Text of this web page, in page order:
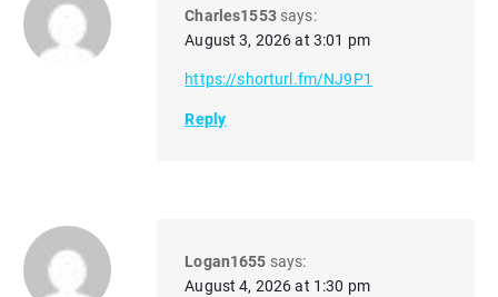
Charles1553 says:
August 3, 2026 at 3:01 pm
https://shorturl.fm/NJ9P1
Reply
Logan1655 says:
August 4, 2026 at 1:30 pm